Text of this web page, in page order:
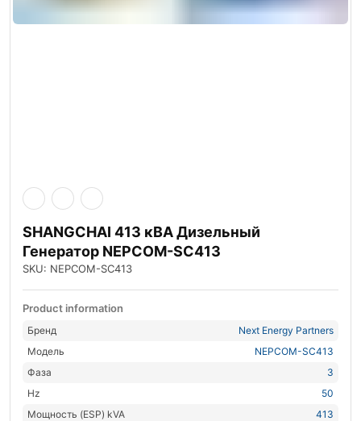
SHANGCHAI 413 кВА Дизельный
Генератор NEPCOM-SC413
SKU: NEPCOM-SC413
Product information
Бренд
Next Energy Partners
Модель
NEPCOM-SC413
Фаза
3
Hz
50
Мощность (ESP) kVA
413